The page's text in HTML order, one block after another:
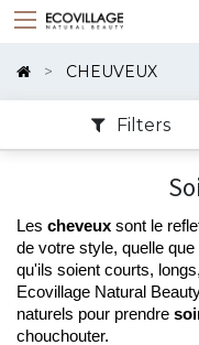
CHEUVEUX
Filters
Montrer
Catégories
Montrer
Les cheveux sont le
de votre style, quelle
qu'ils soient courts,
Ecovillage Natural
naturels pour prendre
chouchouter.